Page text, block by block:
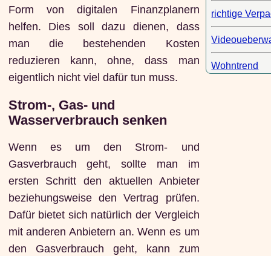
Form von digitalen Finanzplanern
helfen. Dies soll dazu dienen, dass
man die bestehenden Kosten
reduzieren kann, ohne, dass man
eigentlich nicht viel dafür tun muss.
Strom-, Gas- und
Wasserverbrauch senken
Wenn es um den Strom- und
Gasverbrauch geht, sollte man im
ersten Schritt den aktuellen Anbieter
beziehungsweise den Vertrag prüfen.
Dafür bietet sich natürlich der Vergleich
mit anderen Anbietern an. Wenn es um
den Gasverbrauch geht, kann zum
richtige
Wohntrend